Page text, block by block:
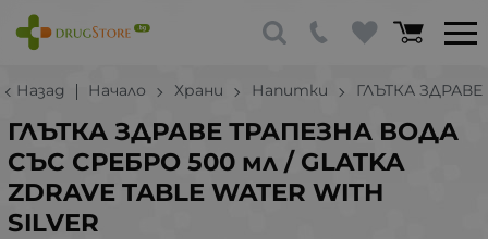
Назад Начало Храни Напитки ГЛЪТКА ЗДРАВЕ
ГЛЪТКА ЗДРАВЕ ТРАПЕЗНА ВОДА
СЪС СРЕБРО 500 мл / GLATKA
ZDRAVE TABLE WATER WITH
SILVER